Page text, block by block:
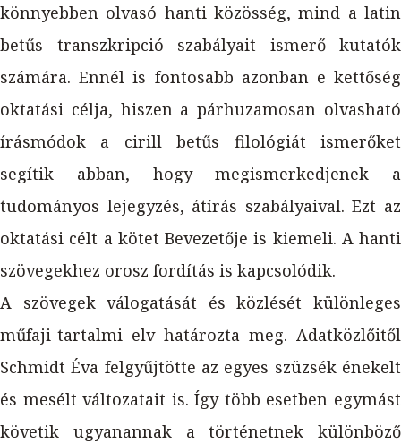
könnyebben olvasó hanti közösség, mind a latin
betűs transzkripció szabályait ismerő kutatók
számára. Ennél is fontosabb azonban e kettőség
oktatási célja, hiszen a párhuzamosan olvasható
írásmódok a cirill betűs filológiát ismerőket
segítik abban, hogy megismerkedjenek a
tudományos lejegyzés, átírás szabályaival. Ezt az
oktatási célt a kötet Bevezetője is kiemeli. A hanti
szövegekhez orosz fordítás is kapcsolódik.
A szövegek válogatását és közlését különleges
műfaji-tartalmi elv határozta meg. Adatközlőitől
Schmidt Éva felgyűjtötte az egyes szüzsék énekelt
és mesélt változatait is. Így több esetben egymást
követik ugyanannak a történetnek különböző